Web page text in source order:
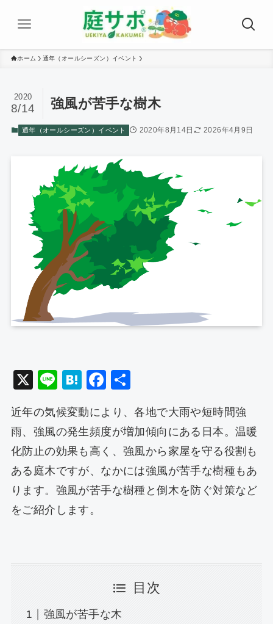
ホーム 通年（オールシーズン）イベント
強風が苦手な樹木
2020
8/14
通年（オールシーズン）イベント 2020年8月14日 2026年4月9日
X
Li
e
H
e
n
a
F
c
e
b
o
o
近年の気候変動により、各地で大雨や短時間強
雨、強風の発生頻度が増加傾向にある日本。温暖
化防止の効果も高く、強風から家屋を守る役割も
ある庭木ですが、なかには強風が苦手な樹種もあ
ります。強風が苦手な樹種と倒木を防ぐ対策など
をご紹介します。
目次
強風が苦手な木